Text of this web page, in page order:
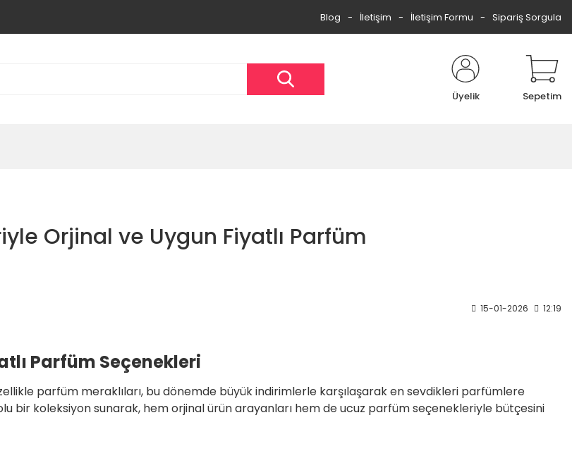
Blog İletişim İletişim Formu Sipariş Sorgula
Üyelik Sepetim
Orjinal ve Uygun Fiyatlı Parfüm
15-01-2026 12:19
Parfüm Seçenekleri
parfüm meraklıları, bu dönemde büyük indirimlerle karşılaşarak en sevdikleri parfümlere
bir koleksiyon sunarak, hem orjinal ürün arayanları hem de ucuz parfüm seçenekleriyle bütçesini